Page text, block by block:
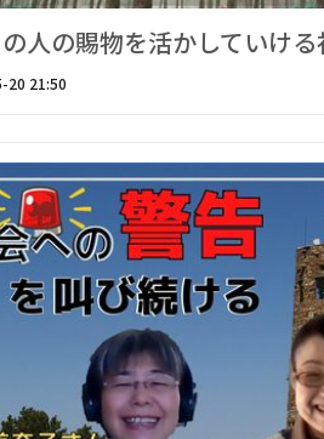
人の賜物を活かしていける
20 21:50